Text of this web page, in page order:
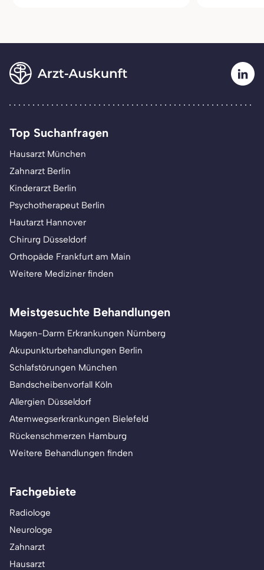
Top Suchanfragen
Hausarzt München
Zahnarzt Berlin
Kinderarzt Berlin
Psychotherapeut Berlin
Hautarzt Hannover
Chirurg Düsseldorf
Orthopäde Frankfurt am Main
Weitere Mediziner finden
Meistgesuchte Behandlungen
Magen-Darm Erkrankungen Nürnberg
Akupunkturbehandlungen Berlin
Schlafstörungen München
Bandscheibenvorfall Köln
Allergien Düsseldorf
Atemwegserkrankungen Bielefeld
Rückenschmerzen Hamburg
Weitere Behandlungen finden
Fachgebiete
Radiologe
Neurologe
Zahnarzt
Hausarzt